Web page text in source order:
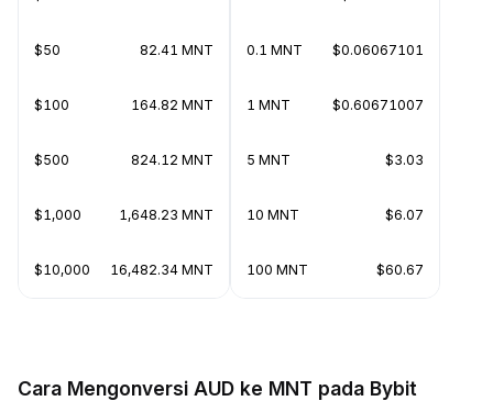
$50 82.41 MNT
$100 164.82 MNT
$500 824.12 MNT
$1,000 1,648.23 MNT
$10,000 16,482.34 MNT
0.1 MNT $0.06067101
1 MNT $0.60671007
5 MNT $3.03
10 MNT $6.07
100 MNT $60.67
Cara Mengonversi AUD ke MNT pada Bybit